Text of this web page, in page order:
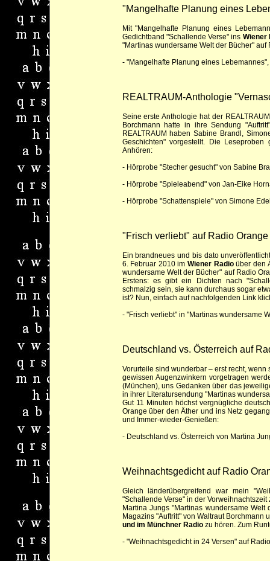
"Mangelhafte Planung eines
Mit "Mangelhafte Planung eines
Gedichtband "Schallende Verse" ins Wiener
"Martinas wundersame Welt der Bücher" auf
- "Mangelhafte Planung eines
REALTRAUM-Anthologie
Seine erste Anthologie hat der
Borchmann hatte in ihre Sendung
REALTRAUM haben Sabine Brandl,
Geschichten" vorgestellt. Die
Anhören:
- Hörprobe "Stecher gesucht" von Sabine
- Hörprobe "Spieleabend" von Jan-Eike
- Hörprobe "Schattenspiele" von Simone
"Frisch verliebt" auf Radio Orange
Ein brandneues und bis dato
6. Februar 2010 im Wiener Radioüber den
wundersame Welt der Bücher" auf Radio
Erstens: es gibt ein Dichten nach
schmalzig sein, sie kann durchaus sogar
ist? Nun, einfach auf nachfolgenden Link
- "Frisch verliebt" in "Martinas wundersame
Deutschland vs. Österreich auf
Vorurteile sind wunderbar – erst recht,
gewissen Augenzwinkern vorgetragen
(München), uns Gedanken über das
in ihrer Literatursendung "Martinas
Gut 11 Minuten höchst vergnügliche
Orange über den Äther und ins Netz
und Immer-wieder-Genießen:
- Deutschland vs. Österreich von Martina
Weihnachtsgedicht auf Radio
Gleich länderübergreifend war mein
"Schallende Verse" in der
Martina Jungs "Martinas wundersame
Magazins "Auftritt" von Waltraut
und im Münchner Radiozu hören. Zum
- "Weihnachtsgedicht in 24 Versen" auf